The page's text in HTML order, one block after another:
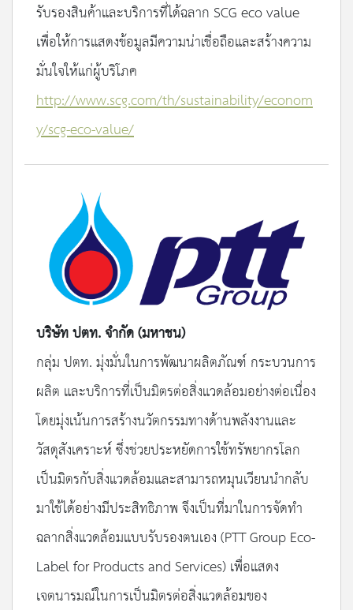
รับรองสินค้าและบริการที่ได้ฉลาก SCG eco value
เพื่อให้การแสดงข้อมูลมีความน่าเชื่อถือและสร้างความ
มั่นใจให้แก่ผู้บริโภค
http://www.scg.com/th/sustainability/econom
y/scg-eco-value/
บริษัท ปตท. จำกัด (มหาชน)
กลุ่ม ปตท. มุ่งมั่นในการพัฒนาผลิตภัณฑ์ กระบวนการ
ผลิต และบริการที่เป็นมิตรต่อสิ่งแวดล้อมอย่างต่อเนื่อง
โดยมุ่งเน้นการสร้างนวัตกรรมทางด้านพลังงานและ
วัสดุสังเคราะห์ ซึ่งช่วยประหยัดการใช้ทรัพยากรโลก
เป็นมิตรกับสิ่งแวดล้อมและสามารถหมุนเวียนนำกลับ
มาใช้ได้อย่างมีประสิทธิภาพ จึงเป็นที่มาในการจัดทำ
ฉลากสิ่งแวดล้อมแบบรับรองตนเอง (PTT Group Eco-
Label for Products and Services) เพื่อแสดง
เจตนารมณ์ในการเป็นมิตรต่อสิ่งแวดล้อมของ